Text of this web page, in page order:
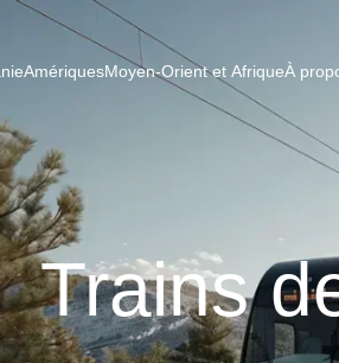
AmériquesMoyen-Orient et AfriqueÀ
Trains